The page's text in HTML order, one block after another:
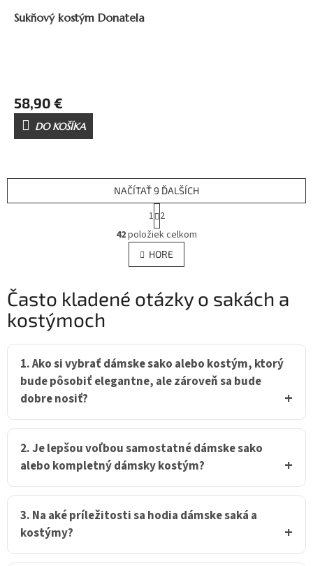
D
Sukňový kostým Donatela
58,90 €
DO KOŠÍKA
O
v
l
á
a
c
p
r
k
ý
p
i
s
NAČÍTAŤ 9 ĎALŠÍCH
t
r
á
n
k
v
a
1 2
42položiek celkom
HORE
Často kladené otázky o sakách a
kostýmoch
1. Ako si vybrať dámske sako alebo kostým, ktorý
bude pôsobiť elegantne, ale zároveň sa bude
dobre nosiť?
2. Je lepšou voľbou samostatné dámske sako
alebo kompletný dámsky kostým?
3. Na aké príležitosti sa hodia dámske saká a
kostýmy?